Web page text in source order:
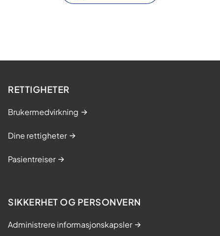
RETTIGHETER
Brukermedvirkning
Dine rettigheter
Pasientreiser
SIKKERHET OG PERSONVERN
Administrere informasjonskapsler